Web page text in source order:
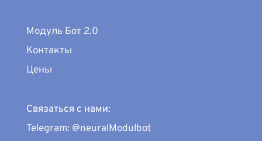
Модуль Бот 2.0
Контакты
Цены
Связаться с нами:
Telegram: @neuralModulbot